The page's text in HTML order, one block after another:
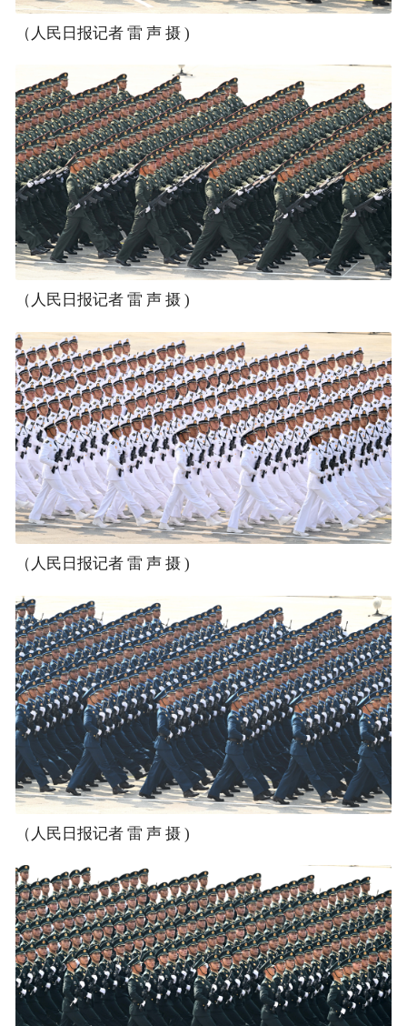
（人民日报记者 雷 声 摄 )
（人民日报记者 雷 声 摄 )
（人民日报记者 雷 声 摄 )
（人民日报记者 雷 声 摄 )